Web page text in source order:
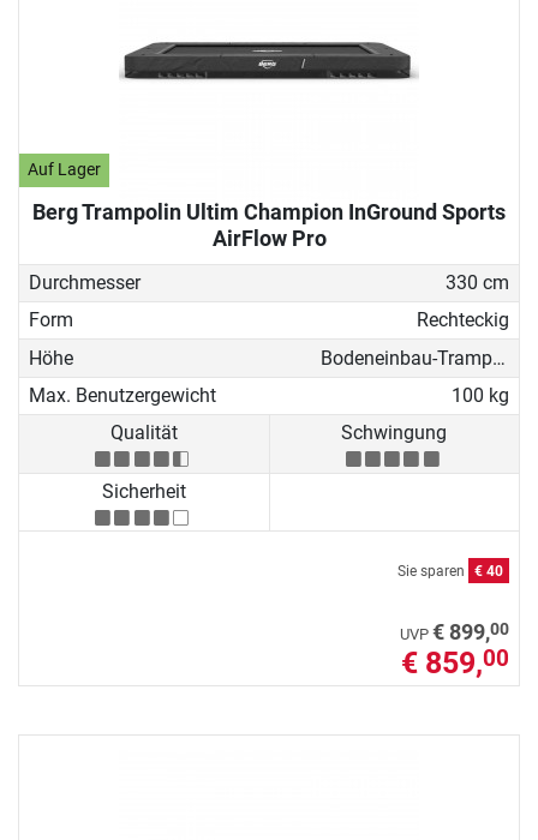
Auf Lager
Berg Trampolin Ultim Champion InGround Sports
AirFlow Pro
Durchmesser
330 cm
Form
Rechteckig
Höhe
Bodeneinbau-Trampolin
Max. Benutzergewicht
100 kg
Qualität
Schwingung
Sicherheit
Sie sparen € 40
UVP € 899,00
€ 859,00